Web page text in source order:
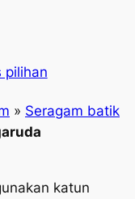
pilihan
» Seragam batik
katun